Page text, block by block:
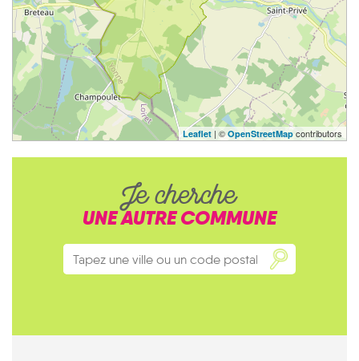
Leaflet | © OpenStreetMap contributors
Je cherche
UNE AUTRE COMMUNE